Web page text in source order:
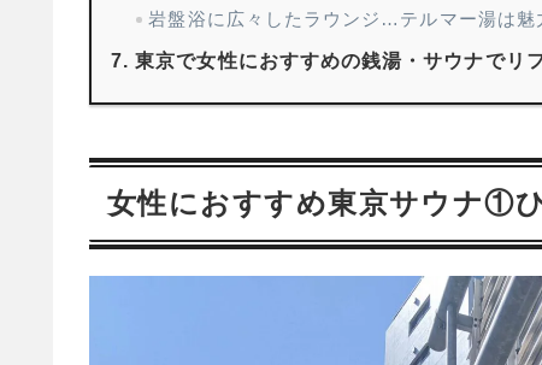
岩盤浴に広々したラウンジ…テルマー湯は魅
東京で女性におすすめの銭湯・サウナでリ
女性におすすめ東京サウナ①